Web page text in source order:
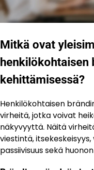
Mitkä ovat
henkilökohtaisen
kehittämisessä?
Henkilökohtaisen
virheitä, jotka voivat
näkyvyyttä. Näitä
viestintä,
passiivisuus sekä